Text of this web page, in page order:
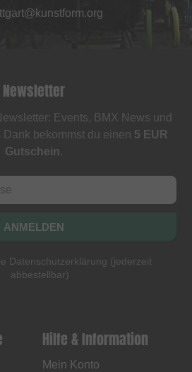
Newsletter
Events, BMX News und
bekommst du einen 5 EUR
Gutschein.
ANMELDEN
Datenschutzerklärung (jederzeit
abbestellbar)
Hilfe & Information
Mein Konto